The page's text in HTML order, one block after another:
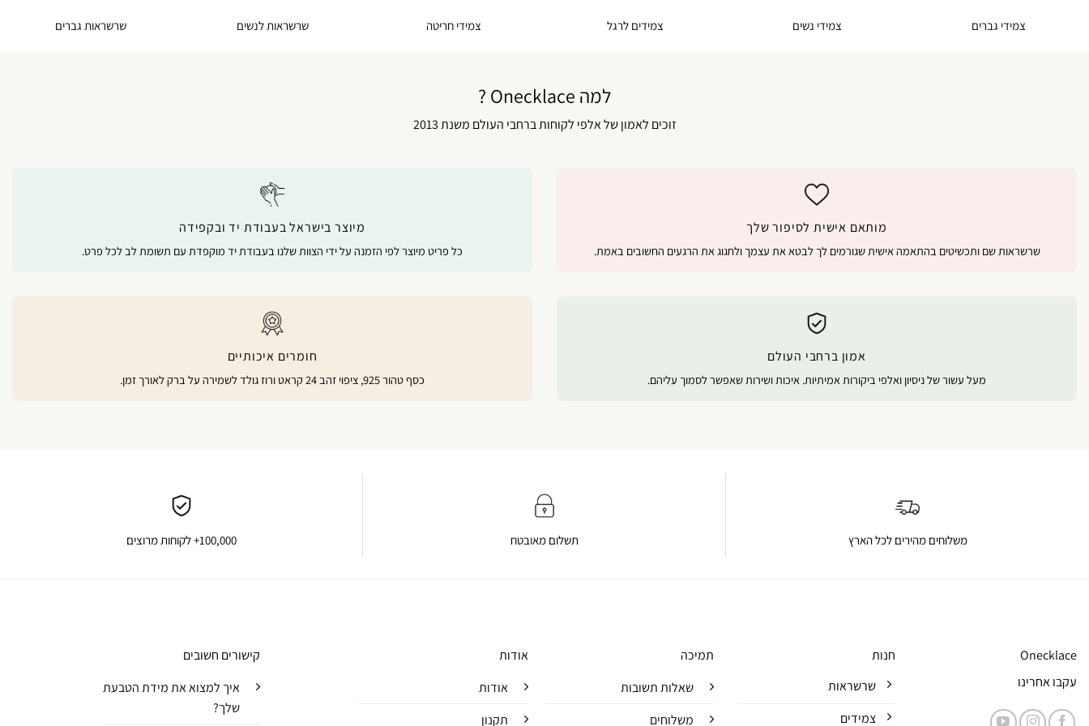
צמידי גברים צמידי נשים צמידים לרגל צמידי חריטה שרשראות לנשים שרשראות גברים
למה Onecklace ?
זוכים לאמון של אלפי לקוחות ברחבי העולם משנת 2013
מותאם אישית לסיפור שלך
שרשראות שם ותכשיטים בהתאמה אישית שגורמים לך לבטא את עצמך ולחגוג את הרגעים החשובים באמת.
מיוצר בישראל בעבודת יד ובקפידה
כל פריט מיוצר לפי הזמנה על ידי הצוות שלנו בעבודת יד מוקפדת עם תשומת לב לכל פרט.
אמון ברחבי העולם
מעל עשור של ניסיון ואלפי ביקורות אמיתיות. איכות ושירות שאפשר לסמוך עליהם.
חומרים איכותיים
כסף טהור 925, ציפוי זהב 24 קראט ורוז גולד לשמירה על ברק לאורך זמן.
משלוחים מהירים לכל הארץ תשלום מאובטח 100,000+ לקוחות מרוצים
Onecklace
עקבו אחרינו
חנות
שרשראות
צמידים
תמיכה
שאלות תשובות
משלוחים
אודות
אודות
תקנון
קישורים חשובים
איך למצוא את מידת הטבעת
שלך?